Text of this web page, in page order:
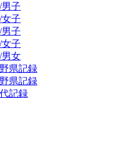
子
子
子
子
女
県記録
県記録
記録